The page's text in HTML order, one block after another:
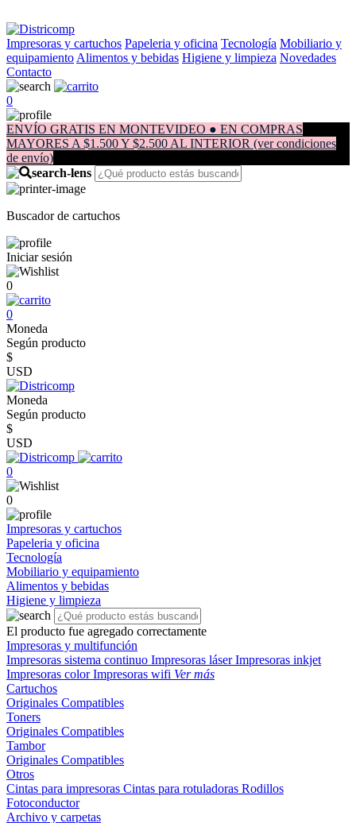
Impresoras y cartuchos Papeleria y oficina Tecnología Mobiliario y
equipamiento Alimentos y bebidas Higiene y limpieza Novedades
Contacto
0
ENVÍO GRATIS EN MONTEVIDEO ● EN COMPRAS
MAYORES A $1.500 Y $2.500 AL INTERIOR (ver condiciones
de envío)
Buscador de cartuchos
Iniciar sesión
0
0
Moneda
Según producto
$
USD
Moneda
Según producto
$
USD
0
0
Impresoras y cartuchos
Papeleria y oficina
Tecnología
Mobiliario y equipamiento
Alimentos y bebidas
Higiene y limpieza
El producto fue agregado correctamente
Impresoras y multifunción
Impresoras sistema continuo Impresoras láserImpresoras inkjet
Impresoras colorImpresoras wifi Ver más
Cartuchos
Originales Compatibles
Toners
Originales Compatibles
Tambor
Originales Compatibles
Otros
Cintas para impresoras Cintas para rotuladoras Rodillos
Fotoconductor
Archivo y carpetas